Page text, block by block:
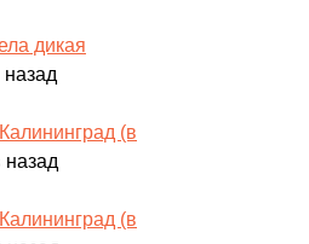
дикая
(в
назад
(в